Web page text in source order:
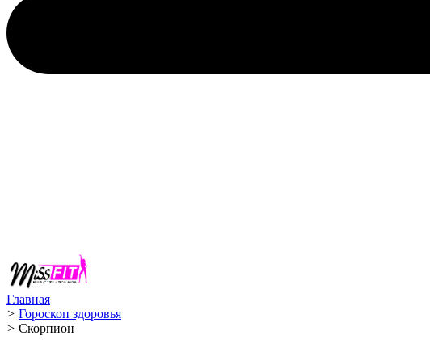
Главная
> Гороскоп здоровья
> Скорпион ️